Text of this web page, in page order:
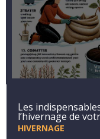
Les
l’hivernage de
HIVERNAGE